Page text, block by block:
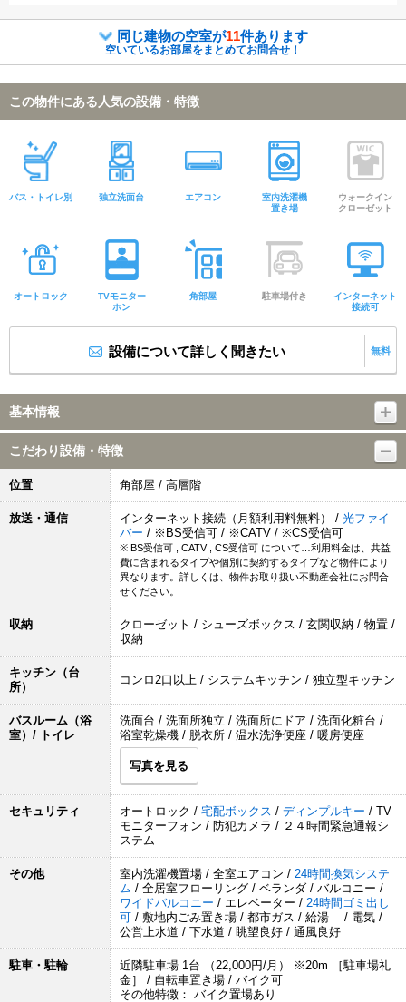
同じ建物の空室が11件あります
空いているお部屋をまとめてお問合せ！
この物件にある人気の設備・特徴
バス・トイレ別 独立洗面台 エアコン
室内洗濯機
置き場
ウォークイン
クローゼット
オートロック
TVモニター
ホン
角部屋 駐車場付き
インターネット
接続可
設備について詳しく聞きたい 無料
基本情報
こだわり設備・特徴
位置 角部屋 / 高層階
放送・通信 インターネット接続（月額利用料無料） / 光ファイ
バー / ※BS受信可 / ※CATV / ※CS受信可
※ BS受信可 , CATV , CS受信可 について…利用料金は、共益
費に含まれるタイプや個別に契約するタイプなど物件により
異なります。詳しくは、物件お取り扱い不動産会社にお問合
せください。
収納
クローゼット / シューズボックス / 玄関収納 / 物置 /
収納
キッチン（台
所）
コンロ2口以上 / システムキッチン / 独立型キッチン
バスルーム（浴
室）/ トイレ
洗面台 / 洗面所独立 / 洗面所にドア / 洗面化粧台 /
浴室乾燥機 / 脱衣所 / 温水洗浄便座 / 暖房便座
写真を見る
セキュリティ オートロック / 宅配ボックス / ディンプルキー / TV
モニターフォン / 防犯カメラ / ２４時間緊急通報シ
ステム
その他 室内洗濯機置場 / 全室エアコン / 24時間換気システ
ム / 全居室フローリング / ベランダ / バルコニー /
ワイドバルコニー / エレベーター / 24時間ゴミ出し
可 / 敷地内ごみ置き場 / 都市ガス / 給湯 / 電気 /
公営上水道 / 下水道 / 眺望良好 / 通風良好
駐車・駐輪
近隣駐車場 1台 （22,000円/月） ※20m ［駐車場礼
金］ / 自転車置き場 / バイク可
その他特徴： バイク置場あり